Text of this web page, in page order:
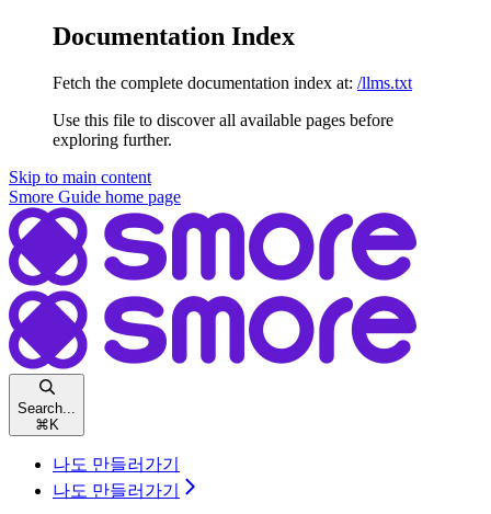
Documentation Index
Fetch the complete documentation index at: /llms.txt
Use this file to discover all available pages before
exploring further.
Skip to main content
Smore Guide home page
Search...
⌘ K
나도 만들러가기
나도 만들러가기